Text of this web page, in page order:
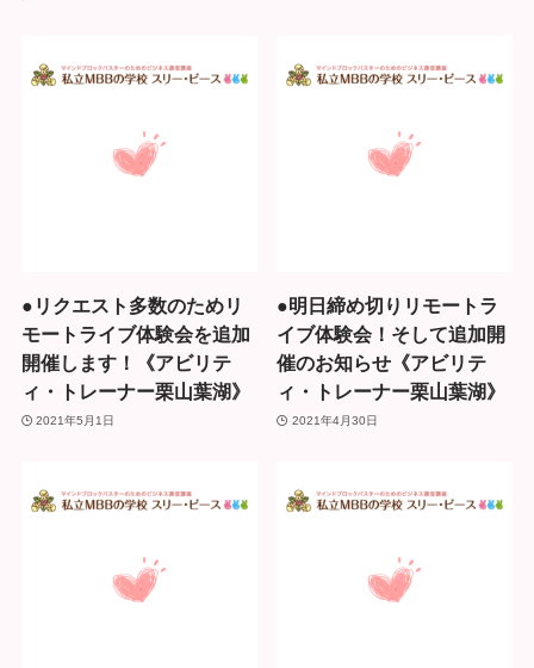
●リクエスト多数のためリ
モートライブ体験会を追加
開催します！《アビリテ
ィ・トレーナー栗山葉湖》
2021年5月1日
●明日締め切りリモートラ
イブ体験会！そして追加開
催のお知らせ《アビリテ
ィ・トレーナー栗山葉湖》
2021年4月30日